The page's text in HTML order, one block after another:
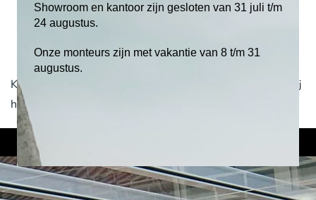
MySun
Somfy (motoren en besturing)
Sunmaster
Kom gerust eens langs in onze sfeervolle
Wij
helpen u graag.
Showroom en kantoor zijn gesloten van 31 juli t/m
24 augustus.
Onze monteurs zijn met vakantie van 8 t/m 31
augustus.